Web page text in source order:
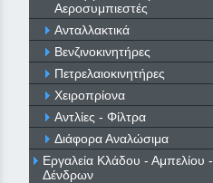
Αεροσυμπιεστές
Ανταλλακτικά
Βενζινοκινητήρες
Πετρελαιοκινητήρες
Χειροπρίονα
Αντλίες - Φίλτρα
Διάφορα Αναλώσιμα
Εργαλεία Κλάδου - Αμπελίου -
Δένδρων